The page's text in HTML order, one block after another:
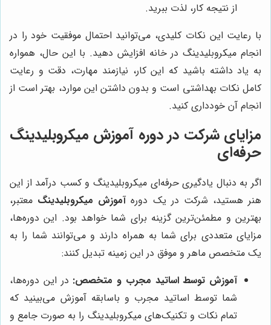
از نتیجه کار، لذت ببرید.
با رعایت این نکات کلیدی، می‌توانید احتمال موفقیت خود را در
انجام میکروبلیدینگ در خانه افزایش دهید. با این حال، همواره
به یاد داشته باشید که این کار، نیازمند مهارت، دقت و رعایت
کامل نکات بهداشتی است و بدون داشتن این موارد، بهتر است از
انجام آن خودداری کنید.
مزایای شرکت در دوره آموزش میکروبلیدینگ
حرفه‌ای
اگر به دنبال یادگیری حرفه‌ای میکروبلیدینگ و کسب درآمد از این
هنر هستید، شرکت در یک دورهآموزش میکروبلیدینگ معتبر،
بهترین و مطمئن‌ترین گزینه برای شما خواهد بود. این دوره‌ها،
مزایای متعددی برای شما به همراه دارند و می‌توانند شما را به
یک متخصص ماهر و موفق در این زمینه تبدیل کنند:
آموزش توسط اساتید مجرب و متخصص: در این دوره‌ها،
شما توسط اساتید مجرب و باسابقه آموزش می‌بینید که
تمام نکات و تکنیک‌های میکروبلیدینگ را به صورت جامع و